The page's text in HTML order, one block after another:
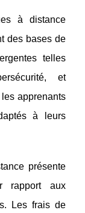
à distance
des bases de
telles
et
apprenants
à leurs
présente
rapport aux
Les frais de